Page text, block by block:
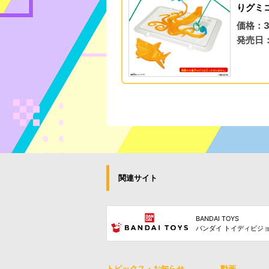
りグミ
価格：
発売日
関連サイト
BANDAI TOYS
バンダイ トイディビジ